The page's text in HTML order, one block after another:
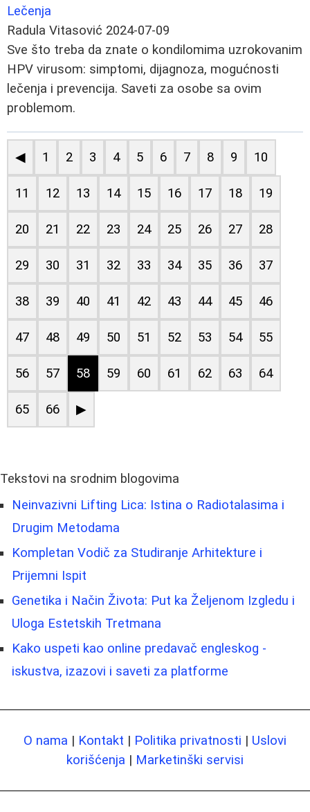
Lečenja
Radula Vitasović 2024-07-09
Sve što treba da znate o kondilomima uzrokovanim
HPV virusom: simptomi, dijagnoza, mogućnosti
lečenja i prevencija. Saveti za osobe sa ovim
problemom.
◀ 1 2 3 4 5 6 7 8 9 10
11 12 13 14 15 16 17 18 19
20 21 22 23 24 25 26 27 28
29 30 31 32 33 34 35 36 37
38 39 40 41 42 43 44 45 46
47 48 49 50 51 52 53 54 55
56 57 58 59 60 61 62 63 64
65 66 ▶
Tekstovi na srodnim blogovima
Neinvazivni Lifting Lica: Istina o Radiotalasima i
Drugim Metodama
Kompletan Vodič za Studiranje Arhitekture i
Prijemni Ispit
Genetika i Način Života: Put ka Željenom Izgledu i
Uloga Estetskih Tretmana
Kako uspeti kao online predavač engleskog -
iskustva, izazovi i saveti za platforme
O nama | Kontakt | Politika privatnosti | Uslovi
korišćenja | Marketinški servisi